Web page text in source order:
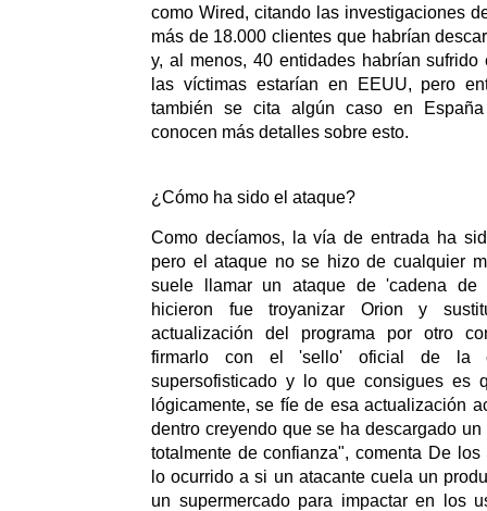
como Wired, citando las investigaciones
más de 18.000 clientes que habrían
y, al menos, 40 entidades habrían
las víctimas estarían en EEUU, pero
también se cita algún caso en
conocen más detalles sobre esto.
¿Cómo ha sido el ataque?
Como decíamos, la vía de entrada ha
pero el ataque no se hizo de cualquier
suele llamar un ataque de 'cadena de
hicieron fue troyanizar Orion y
actualización del programa por otro
firmarlo con el 'sello' oficial de la
supersofisticado y lo que consigues es
lógicamente, se fíe de esa actualización
dentro creyendo que se ha descargado
totalmente de confianza", comenta De
lo ocurrido a si un atacante cuela un
un supermercado para impactar en los